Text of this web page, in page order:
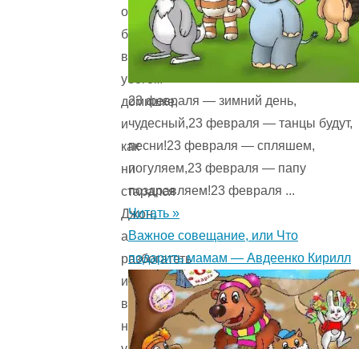
они
бедно,
в
убогом
домишке,
и
как
ни
старался
Джон,
а
разбогатеть
им
все
не
23 февраля — зимний день,
чудесный,23 февраля — танцы будут,
песни!23 февраля — спляшем,
погуляем,23 февраля — папу
поздравляем!23 февраля ...
Читать »
Важное совещание, или Что
подарить мамам — Авдеенко Кирилл